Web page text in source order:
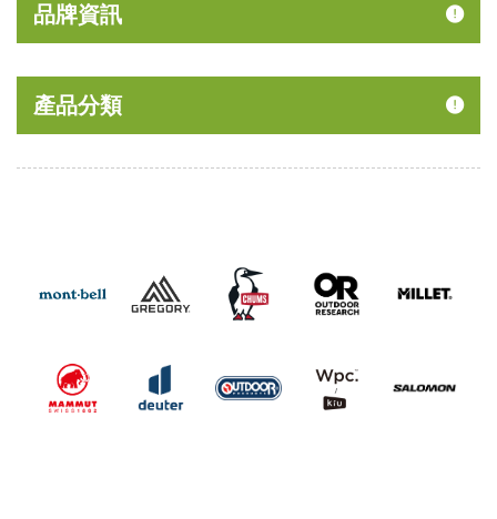
品牌資訊
產品分類